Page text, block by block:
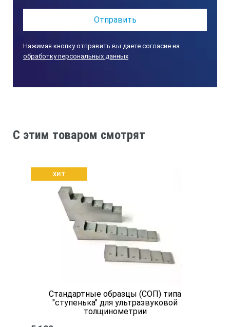
±5%
Расстояние между рисками шкал А и В, мм
Расстояние от боковой поверхности до «нулевой» риски,
Нажимая кнопку отправить вы даете согласие на
обработку персональных данных
C этим товаром смотрят
ХИТ
Стандартные образцы (СОП) типа
"ступенька" для ультразвуковой
толщинометрии